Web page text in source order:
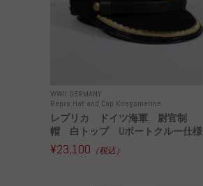
WWII GERMANY
Repro Hat and Cap Kriegsmarine
レプリカ ドイツ海軍 尉官制
帽 白トップ Uボートクルー仕様
¥23,100 （税込）